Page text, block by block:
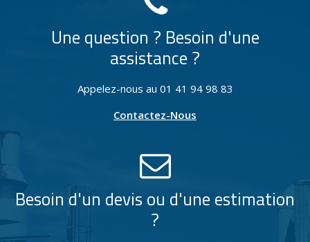
Une question ? Besoin d'une
assistance ?
Appelez-nous au 01 41 94 98 83
Contactez-Nous
Besoin d'un devis ou d'une estimation
?